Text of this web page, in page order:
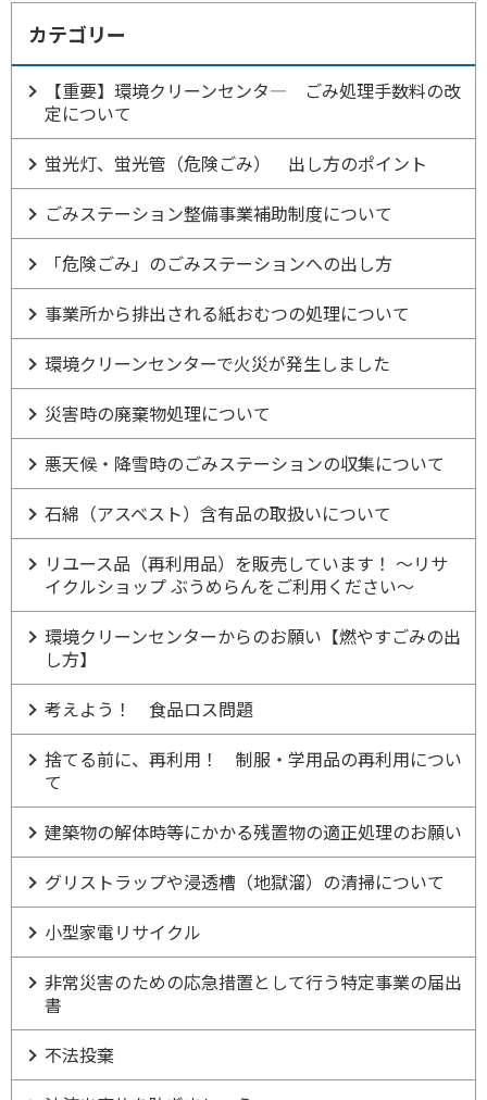
カテゴリー
【重要】環境クリーンセンタ― ごみ処理手数料の改
定について
蛍光灯、蛍光管（危険ごみ） 出し方のポイント
ごみステーション整備事業補助制度について
「危険ごみ」のごみステーションへの出し方
事業所から排出される紙おむつの処理について
環境クリーンセンターで火災が発生しました
災害時の廃棄物処理について
悪天候・降雪時のごみステーションの収集について
石綿（アスベスト）含有品の取扱いについて
リユース品（再利用品）を販売しています！ ～リサ
イクルショップ ぶうめらんをご利用ください～
環境クリーンセンターからのお願い【燃やすごみの出
し方】
考えよう！ 食品ロス問題
捨てる前に、再利用！ 制服・学用品の再利用につい
て
建築物の解体時等にかかる残置物の適正処理のお願い
グリストラップや浸透槽（地獄溜）の清掃について
小型家電リサイクル
非常災害のための応急措置として行う特定事業の届出
書
不法投棄